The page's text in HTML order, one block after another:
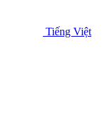
Tiếng Việt